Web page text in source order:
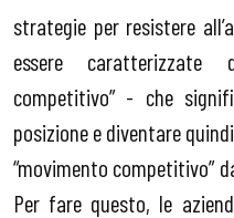
strategie per resistere
essere caratterizzate
competitivo” - che
posizione e diventare
“movimento competitivo”
Per fare questo, le